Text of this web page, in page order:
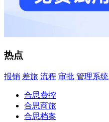
热点
报销 差旅 流程 审批 管理系统
合思费控
合思商旅
合思档案